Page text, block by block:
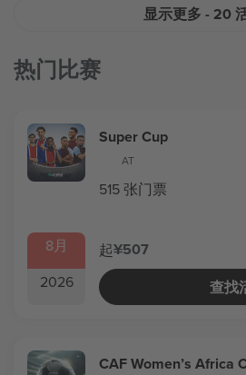
显示更多 - 20
热门比赛
8月
2026
Super Cup
AT
515 张门票
起¥507
查找
CAF Women’s Africa